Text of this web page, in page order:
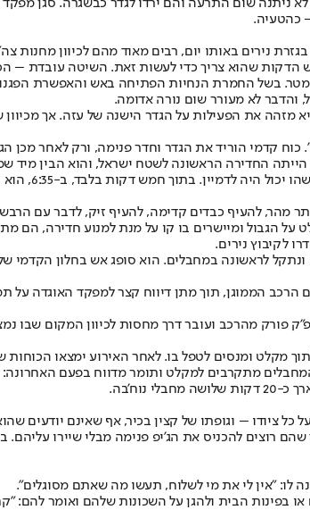
ניתנה שום התרעה והם ירדו לגדר כבשגרה. סגן
כהטעיה.
בחמאס בירי מאסיבי של רקטות. יותר מ-700 בסך הכל נורו בגזרת נירים
הדקות שהוא צריך כדי לעשות זאת. השיטה עובדת –
את הפעילות על הגדר הישנה של עזה. אך
קדמי הוריד את הגדר וחדר פנימה, ורק לאחר מכן
הייתה החדירה הראשונה לשטח ישראל, והוא הבין
בתוך חמש דקות בלבד, ב-6:35, הוא יוצא לנירים.
מהר, להעיף כבדים קדימה, להעיף זיק, לדבר עם
ונתקל לראשונה במחבלים. הוא סופג אש בחלון
מקלט ומנסים לטפל בו. לאחר האירוע ימצאו הכוחות
מתקרבים למקלט ותומר מדווח בפעם האחרונה:
של קצין בכיר, אף שאינם יודעים שהוא מפקד הגזרה. מסיבה
לו: "אין לי את מי לשלוח, תעשו מה שאתם מסוגלים".
הבית ולהגן על השכונות שלהם ואומר להם: